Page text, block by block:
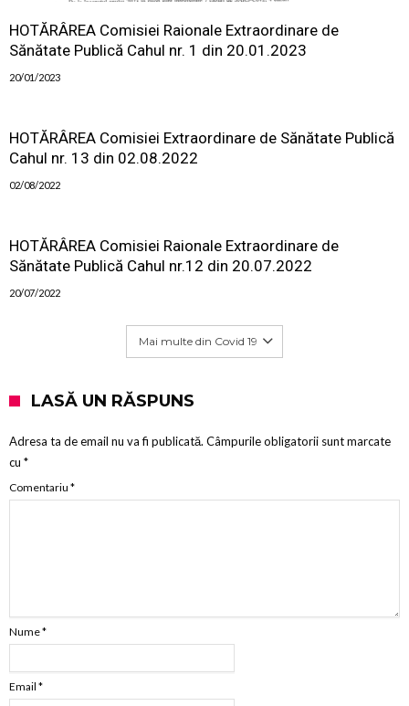
HOTĂRÂREA Comisiei Raionale Extraordinare de
Sănătate Publică Cahul nr. 1 din 20.01.2023
20/01/2023
HOTĂRÂREA Comisiei Extraordinare de Sănătate Publică
Cahul nr. 13 din 02.08.2022
02/08/2022
HOTĂRÂREA Comisiei Raionale Extraordinare de
Sănătate Publică Cahul nr.12 din 20.07.2022
20/07/2022
Mai multe din Covid 19
LASĂ UN RĂSPUNS
Adresa ta de email nu va fi publicată. Câmpurile obligatorii sunt marcate
cu *
Comentariu *
Nume*
Email *